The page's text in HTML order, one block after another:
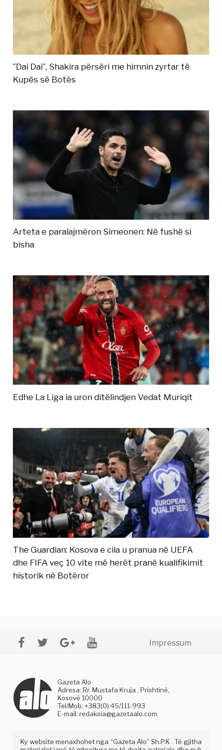
”Dai Dai”, Shakira përsëri me himnin zyrtar të
Kupës së Botës
Arteta e paralajmëron Simeonen: Në fushë si
bisha
Edhe La Liga ia uron ditëlindjen Vedat Muriqit
The Guardian: Kosova e cila u pranua në UEFA
dhe FIFA veç 10 vite më herët pranë kualifikimit
historik në Botëror
Impressum
Gazeta Alo
Adresa: Rr. Mustafa Kruja , Prishtinë,
Kosovë 10000
Tel/Mob: +383(0) 45/111-993
E-mail:redaksia@gazetaalo.com
Ky website menaxhohet nga “Gazeta Alo” Sh.P.K . Të gjitha